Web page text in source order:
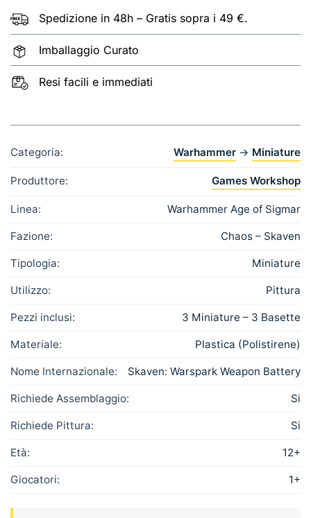
quantità
Spedizione in 48h – Gratis sopra i 49 €.
Imballaggio Curato
Resi facili e immediati
Categoria: Warhammer → Miniature
Produttore: Games Workshop
Linea: Warhammer Age of Sigmar
Fazione: Chaos – Skaven
Tipologia: Miniature
Utilizzo: Pittura
Pezzi inclusi: 3 Miniature – 3 Basette
Materiale: Plastica (Polistirene)
Nome Internazionale: Skaven: Warspark Weapon Battery
Richiede Assemblaggio: Si
Richiede Pittura: Si
Età: 12+
Giocatori: 1+